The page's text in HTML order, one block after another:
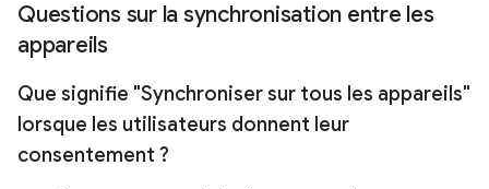
Questions sur la synchronisation entre les
appareils
Que signifie "Synchroniser sur tous les appareils"
lorsque les utilisateurs donnent leur
consentement ?